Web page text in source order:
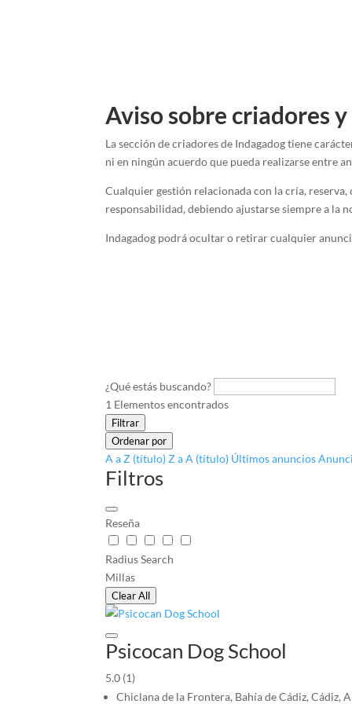
Aviso sobre criadores
La sección de criadores de Indagadog tiene
ni en ningún acuerdo que pueda realizarse entre
Cualquier gestión relacionada con la cría,
responsabilidad, debiendo ajustarse siempre a la
Indagadog podrá ocultar o retirar cualquier
¿Qué estás buscando?
1 Elementos encontrados
Filtrar
Ordenar por
A a Z (título) Z a A (título) Últimos anuncios
Filtros
Reseña
Radius Search
Millas
Clear All
Psicocan Dog School
5.0 (1)
Chiclana de la Frontera, Bahía de Cádiz, Cádiz,